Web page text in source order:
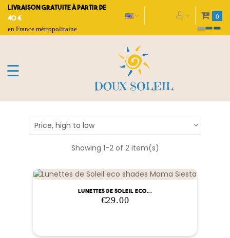
Livraison gratuite à partir de
40 €
en France métropolitaine
0
Toggle
☰
Price, high to low
Showing 1-2 of 2 item(s)
Lunettes de Soleil eco...
Price
€29.00